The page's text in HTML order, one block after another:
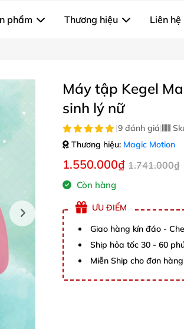
phẩm Thương hiệu Liên hệ
Máy tập Kegel
sinh lý nữ
|9 đánh giá|
Thương hiệu: Magic Motion
1.550.000₫ 1.741.000₫
Còn hàng
ƯU ĐIỂM
Giao hàng kín đáo -
Ship hỏa tốc 30 - 60
Miễn Ship cho đơn